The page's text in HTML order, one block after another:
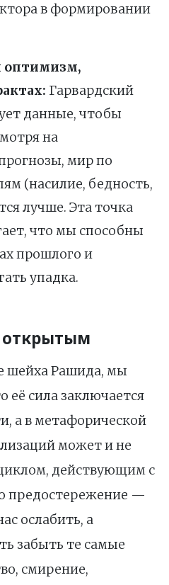
в формировании
оптимизм,
Гарвардский
данные, чтобы
на
мир по
(насилие, бедность,
лучше. Эта точка
что мы способны
прошлого и
упадка.
открытым
шейха Рашида, мы
её сила заключается
а в метафорической
может и не
действующим с
предостережение —
ослабить, а
забыть те самые
смирение,